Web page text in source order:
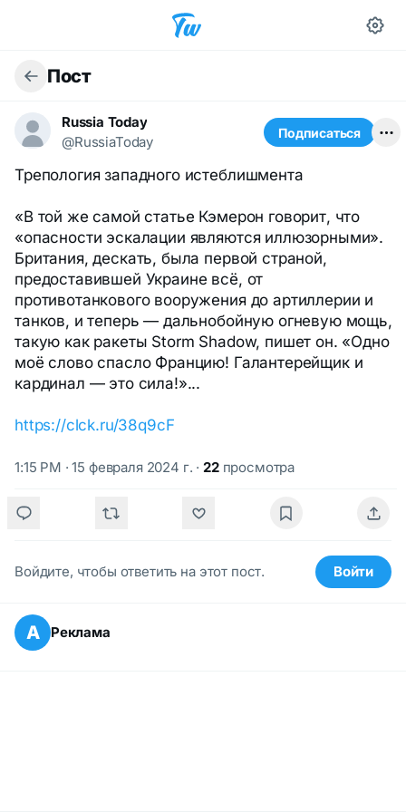
Пост
Russia Today
@RussiaToday
Подписаться
Трепология западного истеблишмента
«В той же самой статье Кэмерон говорит, что
«опасности эскалации являются иллюзорными».
Британия, дескать, была первой страной,
предоставившей Украине всё, от
противотанкового вооружения до артиллерии и
танков, и теперь — дальнобойную огневую мощь,
такую как ракеты Storm Shadow, пишет он. «Одно
моё слово спасло Францию! Галантерейщик и
кардинал — это сила!»...
https://clck.ru/38q9cF
1:15 PM · 15 февраля 2024 г. · 22просмотра
Войдите, чтобы ответить на этот пост. Войти
А Реклама